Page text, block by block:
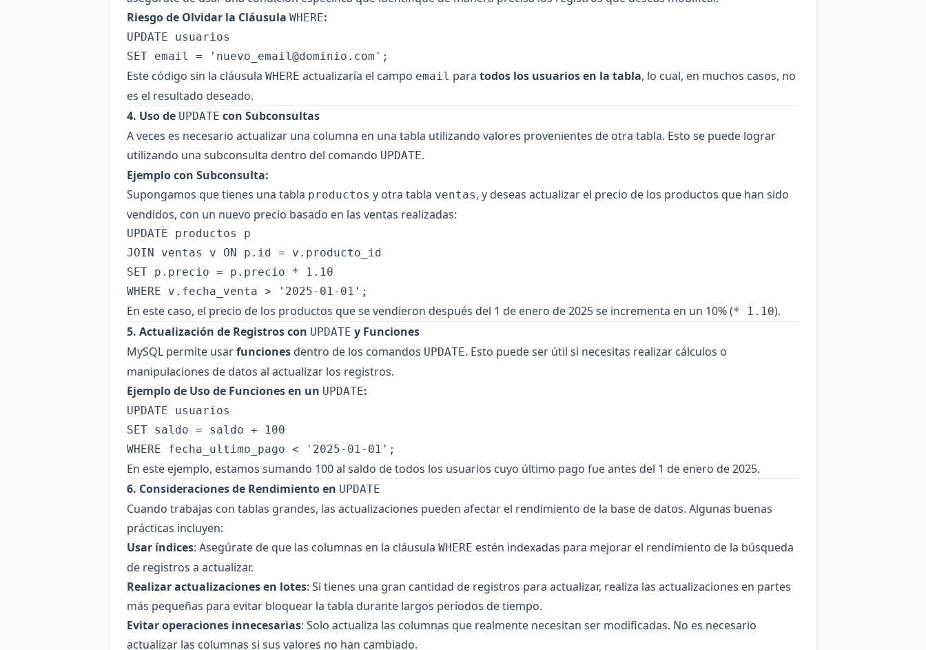
Riesgo de Olvidar la Cláusula WHERE:
UPDATE usuarios
SET email = ' nuevo_email@dominio.com
Este código sin la cláusula WHERE actualizaría el campo email para todos los usuarios en la tabla, lo cual, en muchos casos, no
es el resultado deseado.
4. Uso de UPDATE con Subconsultas
A veces es necesario actualizar una columna en una tabla utilizando valores provenientes de otra tabla. Esto se puede lograr
utilizando una subconsulta dentro del comando UPDATE.
Ejemplo con Subconsulta:
Supongamos que tienes una tabla productos y otra tabla ventas, y deseas actualizar el precio de los productos que han sido
vendidos, con un nuevo precio basado en las ventas realizadas:
UPDATE productos p
JOIN ventas v ON p.id = v.producto_id
SET p.precio = p.precio * 1.10
En este caso, el precio de los productos que se vendieron después del 1 de enero de 2025 se incrementa en un 10% (* 1.10).
5. Actualización de Registros con UPDATE y Funciones
MySQL permite usarfunciones dentro de los comandos UPDATE. Esto puede ser útil si necesitas realizar cálculos o
manipulaciones de datos al actualizar los registros.
Ejemplo de Uso de Funciones en un UPDATE:
UPDATE usuarios
SET saldo = saldo + 100
En este ejemplo, estamos sumando 100 al saldo de todos los usuarios cuyo último pago fue antes del 1 de enero de 2025.
6. Consideraciones de Rendimiento en UPDATE
Cuando trabajas con tablas grandes, las actualizaciones pueden afectar el rendimiento de la base de datos. Algunas buenas
prácticas incluyen:
Usar índices: Asegúrate de que las columnas en la cláusula WHERE estén indexadas para mejorar el rendimiento de la búsqueda
de registros a actualizar.
Realizar actualizaciones en lotes: Si tienes una gran cantidad de registros para actualizar, realiza las actualizaciones en partes
más pequeñas para evitar bloquear la tabla durante largos períodos de tiempo.
Evitar operaciones innecesarias: Solo actualiza las columnas que realmente necesitan ser modificadas. No es necesario
actualizar las columnas si sus valores no han cambiado.